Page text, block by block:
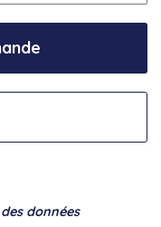
données